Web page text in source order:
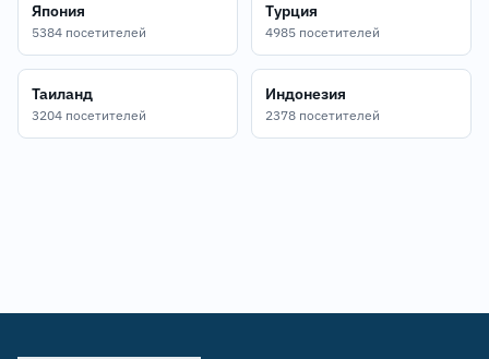
Япония
5384 посетителей
Турция
4985 посетителей
Таиланд
3204 посетителей
Индонезия
2378 посетителей